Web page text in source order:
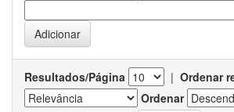
Resultados/Página | Ordenar
Ordenar